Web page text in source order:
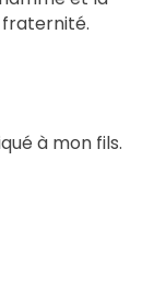
fraternité.
à mon fils.